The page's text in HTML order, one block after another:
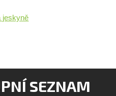
jeskyně
SEZNAM